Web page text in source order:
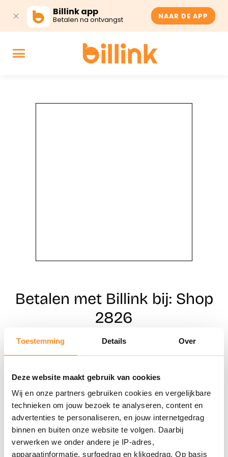
Toestemming Details Over
Deze website maakt gebruik van cookies
Wij en onze partners gebruiken cookies en vergelijkbare
technieken om jouw bezoek te analyseren, content en
advertenties te personaliseren, en jouw internetgedrag
binnen en buiten onze website te volgen. Daarbij
verwerken we onder andere je IP-adres,
apparaatinformatie, surfgedrag en klikgedrag. Op basis
Billink app
Betalen na ontvangst NAAR DE APP
Betalen met Billink bij: Shop
2826
Naar winkels